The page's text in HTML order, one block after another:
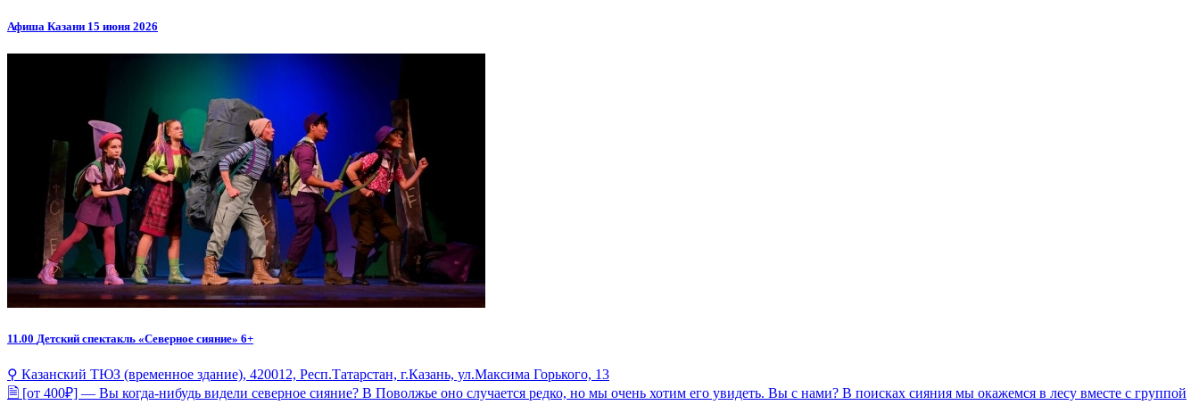
Афиша Казани 15 июня 2026
11.00 Детский спектакль «Северное сияние» 6+
⚲ Казанский ТЮЗ (временное здание), 420012, Респ.Татарстан, г.Казань, ул.Максима Горького, 13
🗎 [от 400₽] — Вы когда-нибудь видели северное сияние? В Поволжье оно случается редко, но мы очень хотим его увидеть. Вы с нами? В поисках сияния мы окажемся в лесу вместе с группой